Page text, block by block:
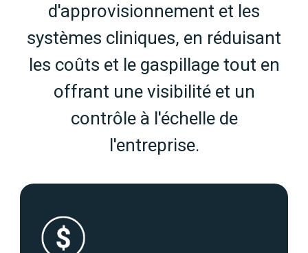
d'approvisionnement et les
systèmes cliniques, en réduisant
les coûts et le gaspillage tout en
offrant une visibilité et un
contrôle à l'échelle de
l'entreprise.